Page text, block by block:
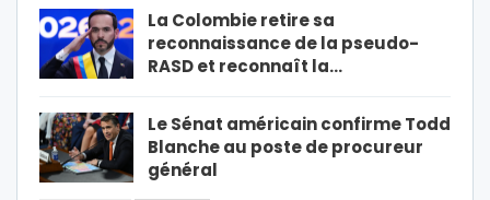
La Colombie retire sa
reconnaissance de la pseudo-
RASD et reconnaît la…
Le Sénat américain confirme Todd
Blanche au poste de procureur
général